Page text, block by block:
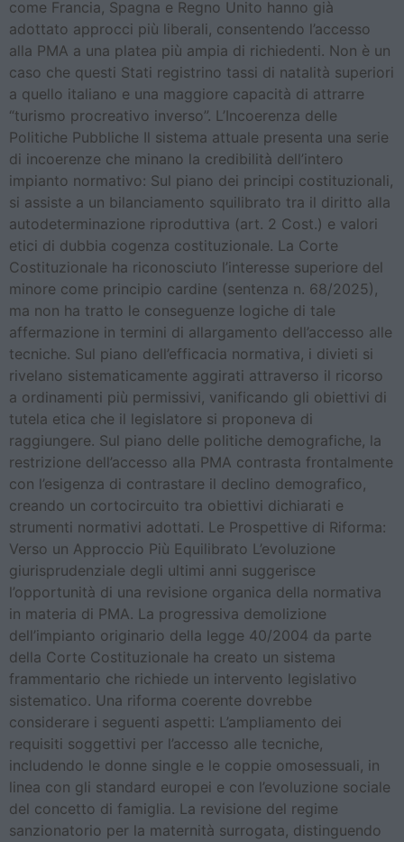
come Francia, Spagna e Regno Unito hanno già
adottato approcci più liberali, consentendo l’accesso
alla PMA a una platea più ampia di richiedenti. Non è un
caso che questi Stati registrino tassi di natalità superiori
a quello italiano e una maggiore capacità di attrarre
“turismo procreativo inverso”. L’Incoerenza delle
Politiche Pubbliche Il sistema attuale presenta una serie
di incoerenze che minano la credibilità dell’intero
impianto normativo: Sul piano dei principi costituzionali,
si assiste a un bilanciamento squilibrato tra il diritto alla
autodeterminazione riproduttiva (art. 2 Cost.) e valori
etici di dubbia cogenza costituzionale. La Corte
Costituzionale ha riconosciuto l’interesse superiore del
minore come principio cardine (sentenza n. 68/2025),
ma non ha tratto le conseguenze logiche di tale
affermazione in termini di allargamento dell’accesso alle
tecniche. Sul piano dell’efficacia normativa, i divieti si
rivelano sistematicamente aggirati attraverso il ricorso
a ordinamenti più permissivi, vanificando gli obiettivi di
tutela etica che il legislatore si proponeva di
raggiungere. Sul piano delle politiche demografiche, la
restrizione dell’accesso alla PMA contrasta frontalmente
con l’esigenza di contrastare il declino demografico,
creando un cortocircuito tra obiettivi dichiarati e
strumenti normativi adottati. Le Prospettive di Riforma:
Verso un Approccio Più Equilibrato L’evoluzione
giurisprudenziale degli ultimi anni suggerisce
l’opportunità di una revisione organica della normativa
in materia di PMA. La progressiva demolizione
dell’impianto originario della legge 40/2004 da parte
della Corte Costituzionale ha creato un sistema
frammentario che richiede un intervento legislativo
sistematico. Una riforma coerente dovrebbe
considerare i seguenti aspetti: L’ampliamento dei
requisiti soggettivi per l’accesso alle tecniche,
includendo le donne single e le coppie omosessuali, in
linea con gli standard europei e con l’evoluzione sociale
del concetto di famiglia. La revisione del regime
sanzionatorio per la maternità surrogata, distinguendo